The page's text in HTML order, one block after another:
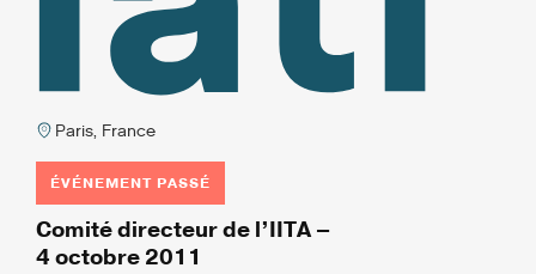
Paris, France
ÉVÉNEMENT PASSÉ
Comité directeur de l’IITA –
4 octobre 2011